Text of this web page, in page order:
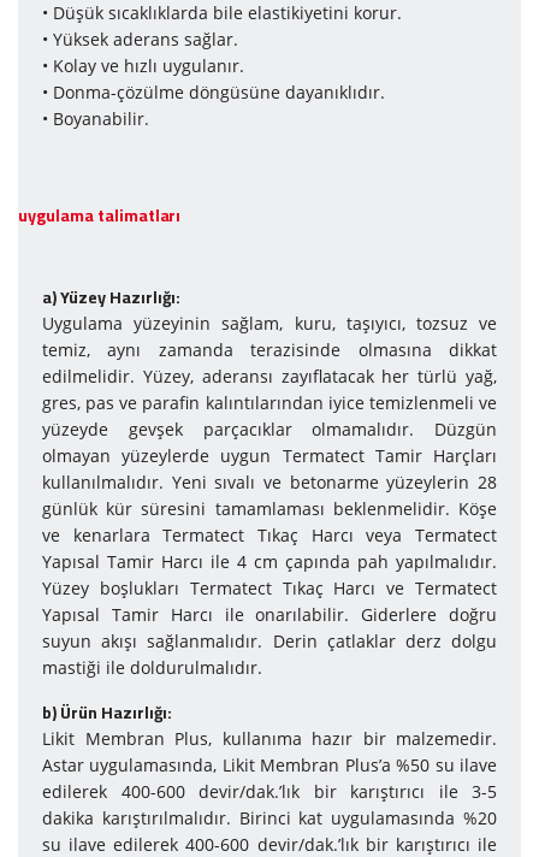
• Düşük sıcaklıklarda bile elastikiyetini korur.
• Yüksek aderans sağlar.
• Kolay ve hızlı uygulanır.
• Donma-çözülme döngüsüne dayanıklıdır.
• Boyanabilir.
uygulama talimatları
a) Yüzey Ha­zır­lı­ğı:
Uygulama yüzeyinin sağlam, kuru, taşıyıcı, tozsuz ve
temiz, aynı zamanda terazisinde olmasına dikkat
edilmelidir. Yüzey, aderansı zayıflatacak her türlü yağ,
gres, pas ve parafin kalıntılarından iyice temizlenmeli ve
yüzeyde gevşek parçacıklar olmamalıdır. Düzgün
olmayan yüzeylerde uygun Termatect Tamir Harçları
kullanılmalıdır. Yeni sıvalı ve betonarme yüzeylerin 28
günlük kür süresini tamamlaması beklenmelidir. Köşe
ve kenarlara Termatect Tıkaç Harcı veya Termatect
Yapısal Tamir Harcı ile 4 cm çapında pah yapılmalıdır.
Yüzey boşlukları Termatect Tıkaç Harcı ve Termatect
Yapısal Tamir Harcı ile onarılabilir. Giderlere doğru
suyun akışı sağlanmalıdır. Derin çatlaklar derz dolgu
mastiği ile doldurulmalıdır.
b) Ürün Hazırlığı:
Likit Membran Plus, kullanıma hazır bir malzemedir.
Astar uygulamasında, Likit Membran Plus’a %50 su ilave
edilerek 400-600 devir/dak.’lık bir karıştırıcı ile 3-5
dakika karıştırılmalıdır. Birinci kat uygulamasında %20
su ilave edilerek 400-600 devir/dak.’lık bir karıştırıcı ile